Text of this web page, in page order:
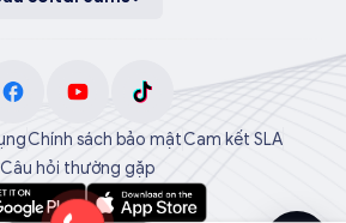
Chính sách bảo mậtCam kết SLA
Câu hỏi thường gặp